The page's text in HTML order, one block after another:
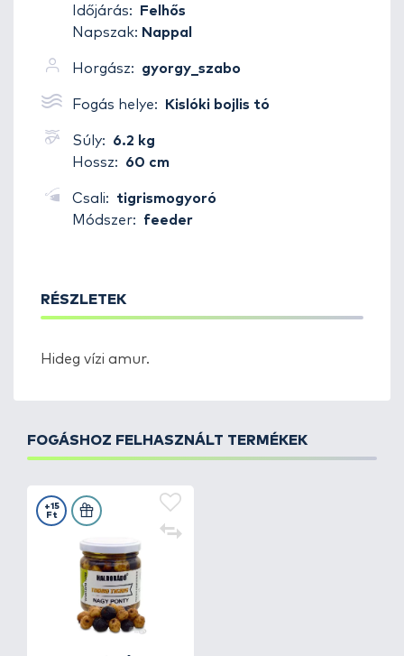
Időjárás:
Felhős
Napszak: Nappal
Horgász: gyorgy_szabo
Fogás helye: Kislóki bojlis tó
Súly:
6.2 kg
Hossz:
60 cm
Csali:
tigrismogyoró
Módszer:
feeder
RÉSZLETEK
Hideg vízi amur.
FOGÁSHOZ FELHASZNÁLT TERMÉKEK
+15
Ft